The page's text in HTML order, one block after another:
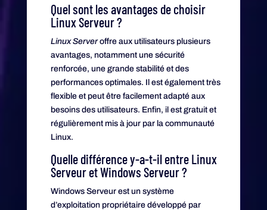
Quel sont les avantages de choisir
Linux Serveur ?
Linux Serveroffre aux utilisateurs plusieurs
avantages, notamment une sécurité
renforcée, une grande stabilité et des
performances optimales. Il est également très
flexible et peut être facilement adapté aux
besoins des utilisateurs. Enfin, il est gratuit et
régulièrement mis à jour par la communauté
Linux.
Quelle différence y-a-t-il entre Linux
Serveur et Windows Serveur ?
Windows Serveur est un système
d’exploitation propriétaire développé par